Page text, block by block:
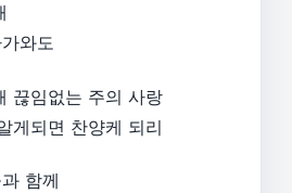
와도
끊임없는 주의 사랑
게되면 찬양케 되리
함께